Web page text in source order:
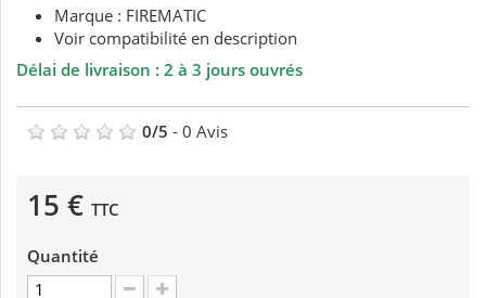
Marque : FIREMATIC
Voir compatibilité en description
Délai de livraison : 2 à 3 jours ouvrés
0/5 - 0 Avis
15 € TTC
Quantité